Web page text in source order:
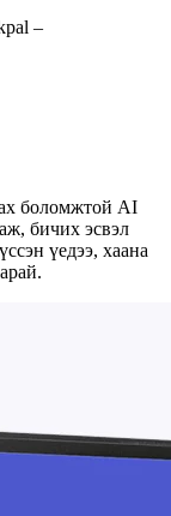
–
боломжтой AI
бичих эсвэл
үедээ, хаана